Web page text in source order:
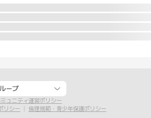
ープ
ュニティ運営ポリシー
リシー
倫理規範・青少年保護ポリシー